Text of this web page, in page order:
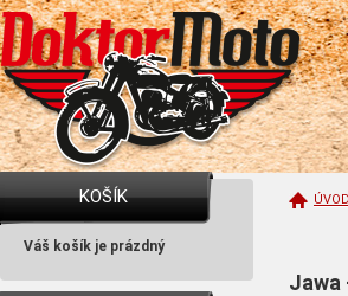
KOŠÍK
Váš košík je prázdný
ÚVOD
Jawa